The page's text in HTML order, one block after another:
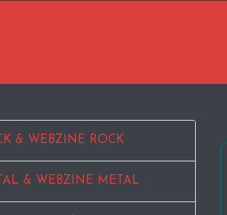
& WEBZINE ROCK
& WEBZINE METAL